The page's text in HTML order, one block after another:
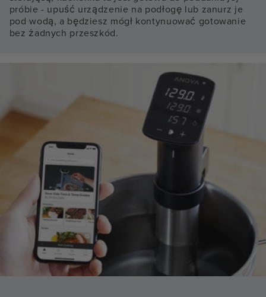
próbie - upuść urządzenie na podłogę lub zanurz je
pod wodą, a będziesz mógł kontynuować gotowanie
bez żadnych przeszkód.